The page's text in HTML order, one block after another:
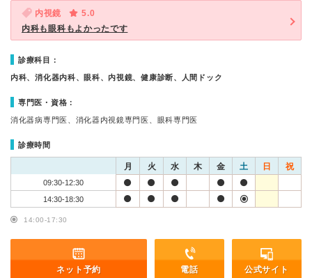
内視鏡
5.0
内科も眼科もよかったです
診療科目：
内科、消化器内科、眼科、内視鏡、健康診断、人間ドック
専門医・資格：
消化器病専門医、消化器内視鏡専門医、眼科専門医
診療時間
月 火 水 木 金 土 日 祝
09:30-12:30
14:30-18:30
14:00-17:30
ネット予約 電話 公式サイト